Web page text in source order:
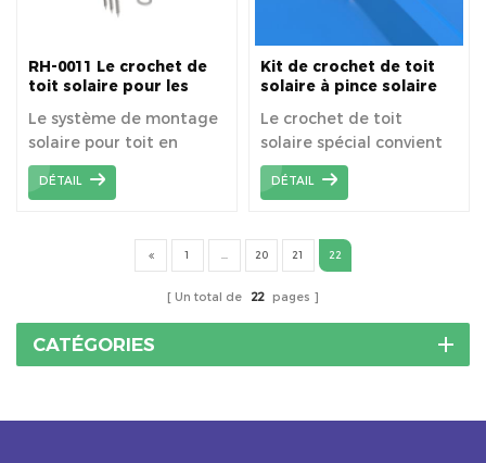
RH-0011 Le crochet de
toit solaire pour les
de toit en bardeaux
Le système de montage
solaire pour toit en
bardeaux est un système
de montage latéral, une
économie de temps et
d'argent, une efficacité
DÉTAIL
Kit de crochet de toit
solaire à pince solaire
Le crochet de toit
solaire spécial convient
au toit trapézoïdal.
DÉTAIL
1 20 21 22
Un total de 22 pages
CATÉGORIES